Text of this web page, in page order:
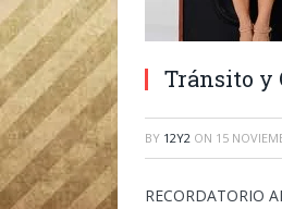
Tránsito y
BY 12Y2 ON 15
RECORDATORIO